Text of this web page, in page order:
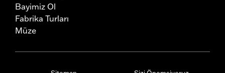
Bayimiz Ol
Fabrika Turları
Müze